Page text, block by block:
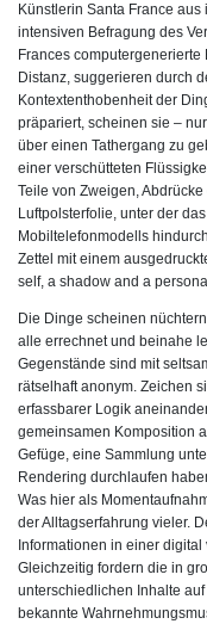
Künstlerin Santa France aus
intensiven Befragung des
Frances
Distanz, suggerieren durch
Kontextenthobenheit der
präpariert, scheinen sie –
über einen Tathergang zu
einer verschütteten
Teile von Zweigen,
Luftpolsterfolie, unter der
Mobiltelefonmodells
Zettel mit einem
self, a shadow and a
Die Dinge scheinen
alle errechnet und beinahe
Gegenstände sind mit
rätselhaft anonym. Zeichen
erfassbarer Logik
gemeinsamen Komposition
Gefüge, eine Sammlung
Rendering durchlaufen
Was hier als
der Alltagserfahrung vieler.
Informationen in einer
Gleichzeitig fordern die in
unterschiedlichen Inhalte
bekannte